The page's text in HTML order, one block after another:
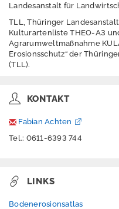
B
a
r
r
f
e
Landesanstalt für
TLL, Thüringer
Kulturartenliste THEO-A3
Agrarumweltmaßnahme
Erosionsschutz“ der
(TLL).
KONTAKT
Fabian Achten
Tel.: 0611-6393 744
LINKS
Bodenerosionsatlas